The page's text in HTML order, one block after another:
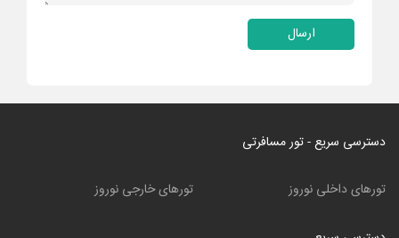
ارسال
دسترسی سریع - تور مسافرتی
تورهای داخلی نوروز تورهای خارجی نوروز